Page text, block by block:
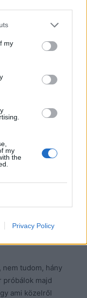
my
my
the
Privacy Policy
ajka az
a – Irtó dögös ez
jelen volt. Bókolt,
volt hozzám és
lássak. Hogy
nem tudom, hány
próbálok majd
ami közelről